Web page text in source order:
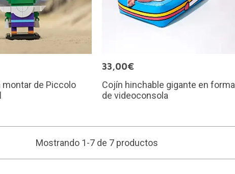
montar de Piccolo
33,00€
Cojín hinchable gigante en forma
de videoconsola
Mostrando 1-7 de 7 productos